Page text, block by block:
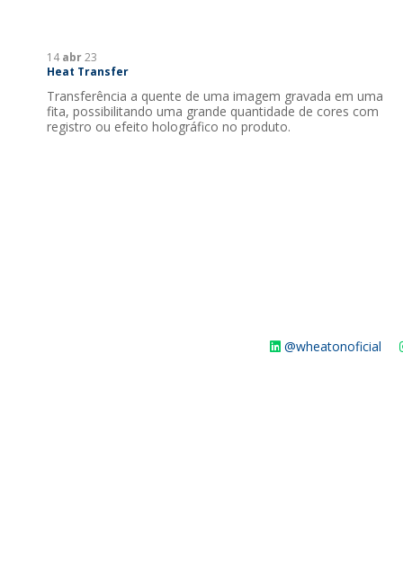
14abr23
Heat Transfer
Transferência a quente de uma imagem gravada em uma
fita, possibilitando uma grande quantidade de cores com
registro ou efeito holográfico no produto.
@wheatonoficial